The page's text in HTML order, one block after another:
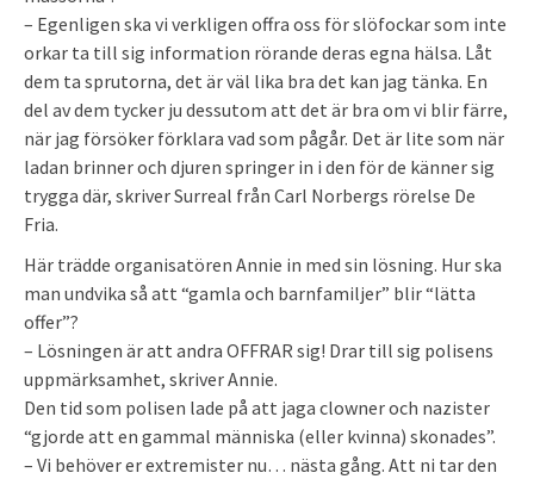
– Egenligen ska vi verkligen offra oss för slöfockar som inte
orkar ta till sig information rörande deras egna hälsa. Låt
dem ta sprutorna, det är väl lika bra det kan jag tänka. En
del av dem tycker ju dessutom att det är bra om vi blir färre,
när jag försöker förklara vad som pågår. Det är lite som när
ladan brinner och djuren springer in i den för de känner sig
trygga där, skriver Surreal från Carl Norbergs rörelse De
Fria.
Här trädde organisatören Annie in med sin lösning. Hur ska
man undvika så att “gamla och barnfamiljer” blir “lätta
offer”?
– Lösningen är att andra OFFRAR sig! Drar till sig polisens
uppmärksamhet, skriver Annie.
Den tid som polisen lade på att jaga clowner och nazister
“gjorde att en gammal människa (eller kvinna) skonades”.
– Vi behöver er extremister nu… nästa gång. Att ni tar den